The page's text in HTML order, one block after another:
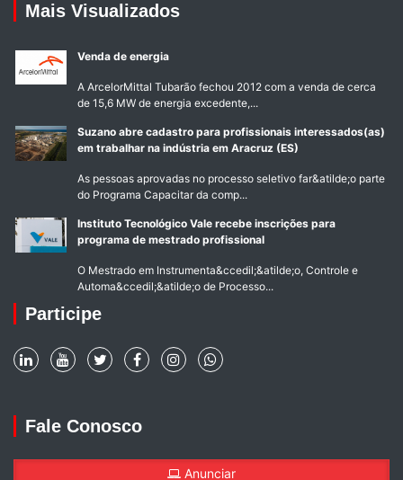
Mais Visualizados
Venda de energia
A ArcelorMittal Tubarão fechou 2012 com a venda de cerca
de 15,6 MW de energia excedente,...
Suzano abre cadastro para profissionais interessados(as)
em trabalhar na indústria em Aracruz (ES)
As pessoas aprovadas no processo seletivo far&atilde;o parte
do Programa Capacitar da comp...
Instituto Tecnológico Vale recebe inscrições para
programa de mestrado profissional
O Mestrado em Instrumenta&ccedil;&atilde;o, Controle e
Automa&ccedil;&atilde;o de Processo...
Participe
Fale Conosco
Anunciar